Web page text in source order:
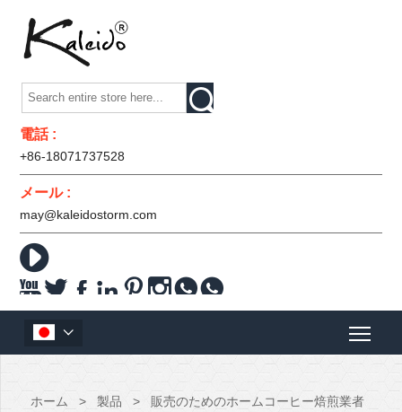

電話 :
+86-18071737528
メール :
may@kaleidostorm.com

     

ホーム > 製品 > 販売のためのホームコーヒー焙煎業者